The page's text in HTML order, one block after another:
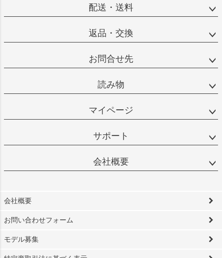
配送・送料
返品・交換
お問合せ先
読み物
マイページ
サポート
会社概要
会社概要
お問い合わせフォーム
モデル募集